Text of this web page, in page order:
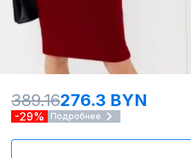
389.16276.3 BYN
-29% Подробнее